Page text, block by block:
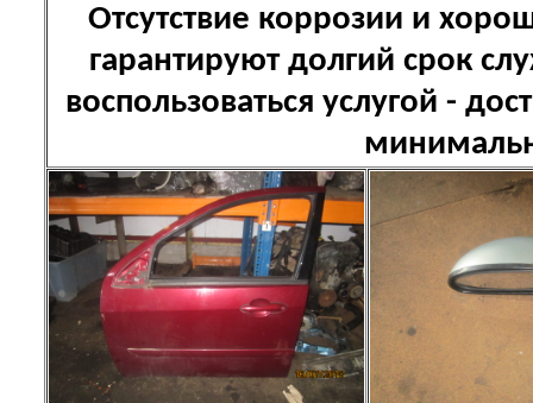
Отсутствие коррозии и
гарантируют долгий срок
воспользоваться услугой -